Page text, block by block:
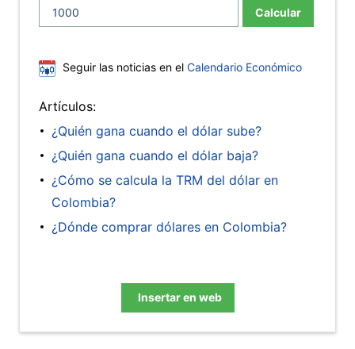
Calcular
Seguir las noticias en el Calendario Económico
Artículos:
¿Quién gana cuando el dólar sube?
¿Quién gana cuando el dólar baja?
¿Cómo se calcula la TRM del dólar en
Colombia?
¿Dónde comprar dólares en Colombia?
Insertar en web